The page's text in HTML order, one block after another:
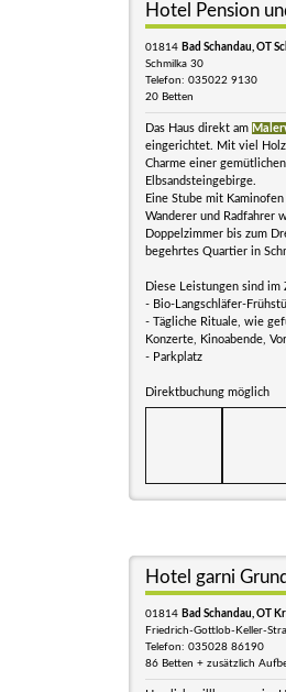
Hotel Pension
01814 Bad Schandau, OT
Schmilka 30
Telefon: 035022 9130
20 Betten
Das Haus direkt am
eingerichtet. Mit viel Holz
Charme einer
Elbsandsteingebirge.
Eine Stube mit
Wanderer und Radfahrer
Doppelzimmer bis zum
begehrtes Quartier in
Diese Leistungen sind
- Bio-Langschläfer-
- Tägliche Rituale, wie
Konzerte, Kinoabende,
- Parkplatz
Direktbuchung möglich
Hotel garni
01814 Bad Schandau, OT
Friedrich-Gottlob-Keller-
Telefon: 035028 86190
86 Betten + zusätzlich